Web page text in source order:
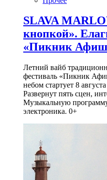
SLAVA
кнопкой».
«Пикник
Летний вайб
фестиваль «Пикник
небом стартует 8
Развернут пять сцен,
Музыкальную
электроника. 0+